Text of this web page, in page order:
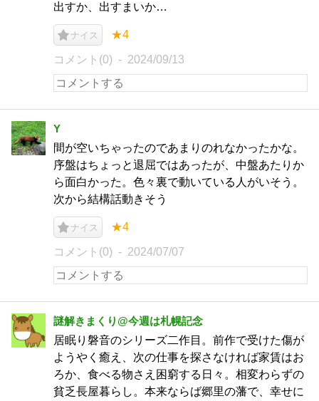
出すか、出すまいか…
ナイス ★4
コメント(0) 2024/09/13
Y
間が空いちゃったのであまりのれなかったかな。
序盤はちょっと退屈ではあったが、中盤あたりか
ら面白かった。色々裏で動いている人がいそう。
次から結構話動きそう
ナイス ★4
コメント(0) 2024/07/07
謎解きまくり@今週は札幌記念
居眠り磐音のシリーズ二作目。前作で受けた傷が
ようやく癒え、次の仕事を探さなければ家賃はお
ろか、食べる物さえ困窮する日々。相変わらずの
貧乏長屋暮らし。本来ならば郷里の藩で、幸せに